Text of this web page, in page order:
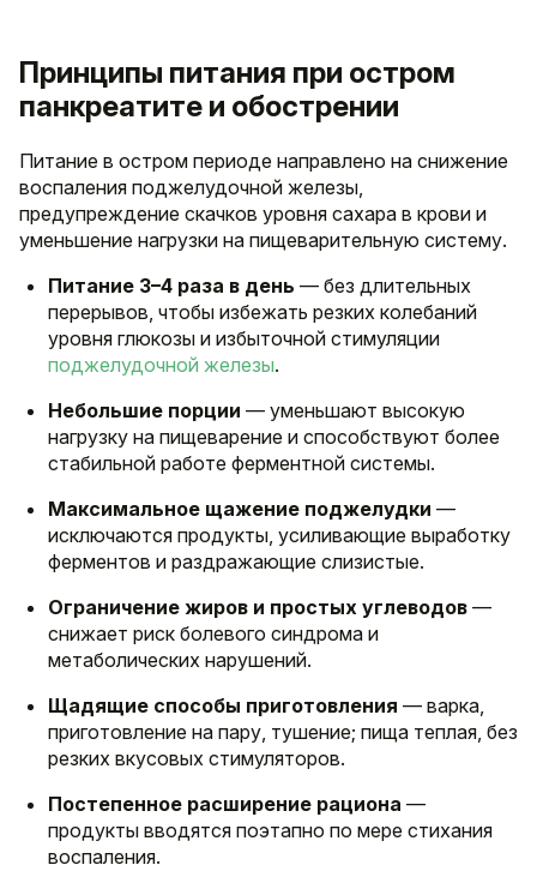
Принципы питания при остром
панкреатите и обострении
Питание в остром периоде направлено на снижение
воспаления поджелудочной железы,
предупреждение скачков уровня сахара в крови и
уменьшение нагрузки на пищеварительную систему.
Питание 3–4 раза в день — без длительных
перерывов, чтобы избежать резких колебаний
уровня глюкозы и избыточной стимуляции
поджелудочной железы.
Небольшие порции — уменьшают высокую
нагрузку на пищеварение и способствуют более
стабильной работе ферментной системы.
Максимальное щажение поджелудки —
исключаются продукты, усиливающие выработку
ферментов и раздражающие слизистые.
Ограничение жиров и простых углеводов —
снижает риск болевого синдрома и
метаболических нарушений.
Щадящие способы приготовления — варка,
приготовление на пару, тушение; пища теплая, без
резких вкусовых стимуляторов.
Постепенное расширение рациона —
продукты вводятся поэтапно по мере стихания
воспаления.